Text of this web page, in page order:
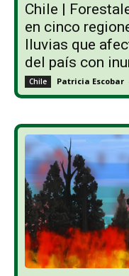
Chile |
en cinco
lluvias que
del país con
Chile Patricia Escobar -